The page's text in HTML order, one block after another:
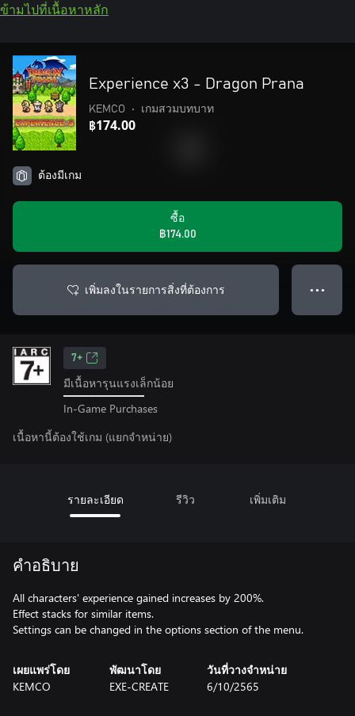
ข้ามไปที่เนื้อหาหลัก
Experience x3 - Dragon Prana
KEMCO • เกมสวมบทบาท
฿174.00
ต้องมีเกม
ซื้อ
฿174.00
เพิ่มลงในรายการสิ่งที่ต้องการ ● ● ●
7+
มีเนื้อหารุนแรงเล็กน้อย
In-Game Purchases
เนื้อหานี้ต้องใช้เกม (แยกจำหน่าย)
รายละเอียด รีวิว เพิ่มเติม
คำอธิบาย
All characters' experience gained increases by 200%.
Effect stacks for similar items.
Settings can be changed in the options section of the menu.
เผยแพร่โดย
KEMCO
พัฒนาโดย
EXE-CREATE
วันที่วางจำหน่าย
6/10/2565